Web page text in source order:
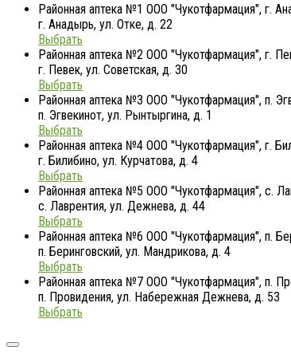
Районная аптека №1 ООО "Чукотфармация", г.
г. Анадырь, ул. Отке, д. 22
Выбрать
Районная аптека №2 ООО "Чукотфармация", г.
г. Певек, ул. Советская, д. 30
Выбрать
Районная аптека №3 ООО "Чукотфармация", п.
п. Эгвекинот, ул. Рынтыргина, д. 1
Выбрать
Районная аптека №4 ООО "Чукотфармация", г.
г. Билибино, ул. Курчатова, д. 4
Выбрать
Районная аптека №5 ООО "Чукотфармация", с.
с. Лаврентия, ул. Дежнева, д. 44
Выбрать
Районная аптека №6 ООО "Чукотфармация", п.
п. Беринговский, ул. Мандрикова, д. 4
Выбрать
Районная аптека №7 ООО "Чукотфармация", п.
п. Провидения, ул. Набережная Дежнева, д. 53
Выбрать